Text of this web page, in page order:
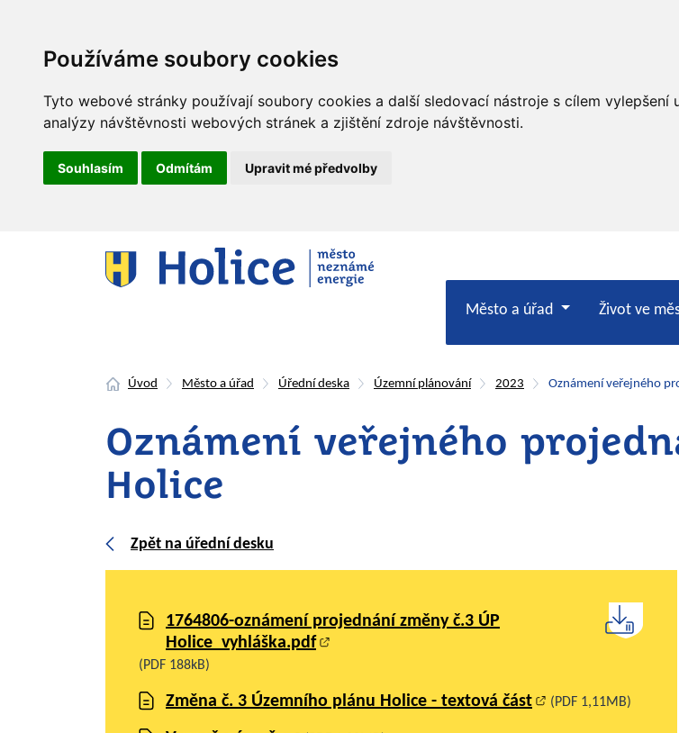
Používáme soubory cookies
Tyto webové stránky používají soubory cookies a další sledovací nástroje s cílem
analýzy návštěvnosti webových stránek a zjištění zdroje návštěvnosti.
Souhlasím Odmítám Upravit mé předvolby
Úvod Město a úřad Úřední deska Územní plánování 2023 Oznámení veřejného
Oznámení veřejného
Holice
Zpět na úřední desku
1764806-oznámení projednání změny č.3 ÚP
Holice_vyhláška.pdf
(PDF 188kB)
Změna č. 3 Územního plánu Holice - textová část (PDF 1,11MB)
Město a úřad Život ve